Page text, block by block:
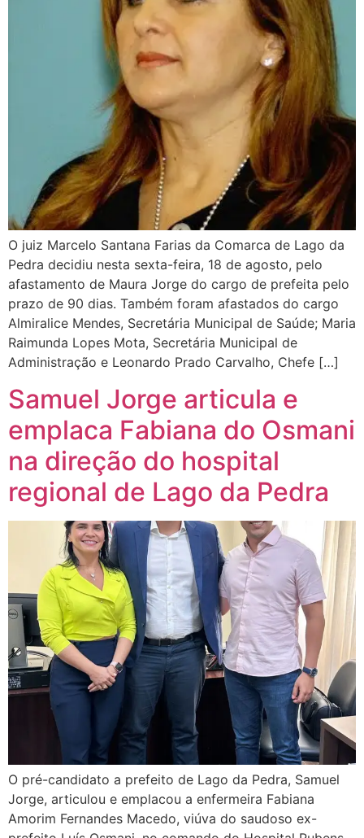
O juiz Marcelo Santana Farias da Comarca de Lago da
Pedra decidiu nesta sexta-feira, 18 de agosto, pelo
afastamento de Maura Jorge do cargo de prefeita pelo
prazo de 90 dias. Também foram afastados do cargo
Almiralice Mendes, Secretária Municipal de Saúde; Maria
Raimunda Lopes Mota, Secretária Municipal de
Administração e Leonardo Prado Carvalho, Chefe […]
Samuel Jorge articula e
emplaca Fabiana do Osmani
na direção do hospital
regional de Lago da Pedra
O pré-candidato a prefeito de Lago da Pedra, Samuel
Jorge, articulou e emplacou a enfermeira Fabiana
Amorim Fernandes Macedo, viúva do saudoso ex-